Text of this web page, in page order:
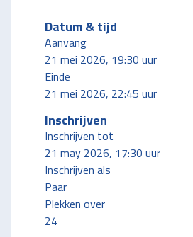
Datum & tijd
Aanvang
21 mei 2026, 19:30 uur
Einde
21 mei 2026, 22:45 uur
Inschrijven
Inschrijven tot
21 may 2026, 17:30 uur
Inschrijven als
Paar
Plekken over
24